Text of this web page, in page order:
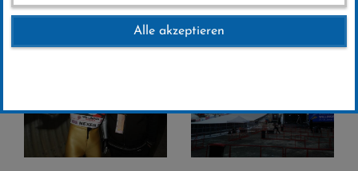
Alle akzeptieren